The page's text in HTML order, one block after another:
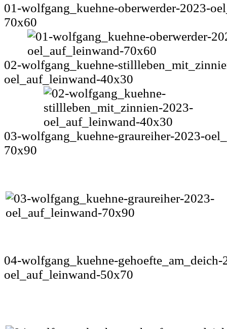
01-wolfgang_kuehne-oberwerder-2023-
70x60
02-wolfgang_kuehne-
oel_auf_leinwand-40x30
03-wolfgang_kuehne-graureiher-2023-
70x90
04-wolfgang_kuehne-gehoefte_am_deich-
oel_auf_leinwand-50x70